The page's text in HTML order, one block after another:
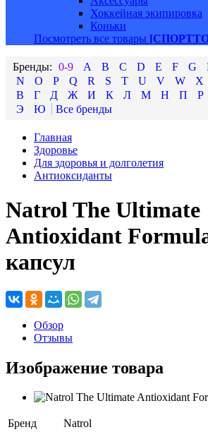
Хоккейная экипировка
Коньки
Посмотреть все товары
0-9 A B C D E F G
N
O P Q R S T U V W X
В
Г Д Ж И К Л М Н П Р
Э
Ю
Главная
Здоровье
Для здоровья и долголетия
Антиоксиданты
Natrol The Ultimate
Antioxidant
капсул
Обзор
Отзывы
Изображение товара
Бренд
Natrol